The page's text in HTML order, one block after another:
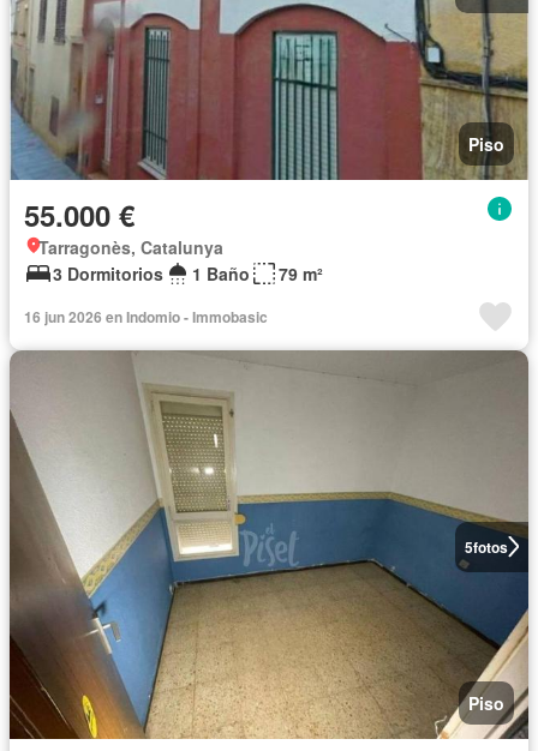
Piso
55.000 €
Tarragonès, Catalunya
3 Dormitorios
1 Baño 79 m²
16 jun 2026 en Indomio - Immobasic
5fotos
Piso